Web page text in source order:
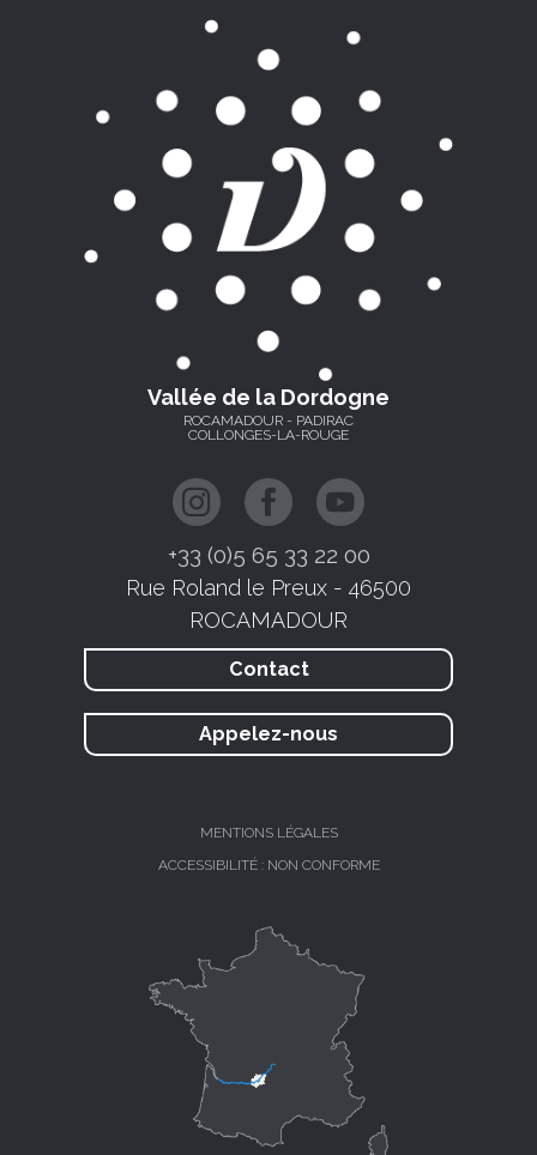
Vallée de la Dordogne
ROCAMADOUR - PADIRAC
COLLONGES-LA-ROUGE
+33 (0)5 65 33 22 00
Rue Roland le Preux - 46500
ROCAMADOUR
Contact
Appelez-nous
MENTIONS LÉGALES
ACCESSIBILITÉ : NON CONFORME